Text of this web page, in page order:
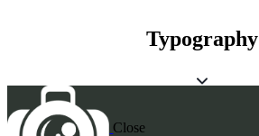
Typography
Close